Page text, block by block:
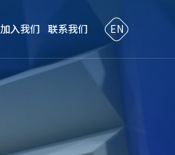
加入我们 联系我们 EN